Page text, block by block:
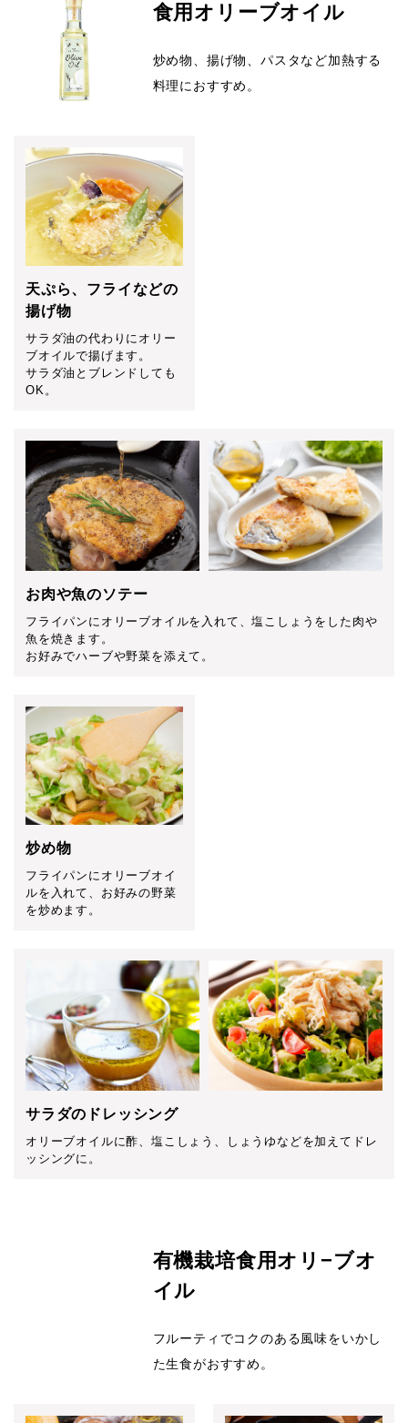
食用オリーブオイル
炒め物、揚げ物、パスタなど加熱する
料理におすすめ。
天ぷら、フライなどの
揚げ物
サラダ油の代わりにオリー
ブオイルで揚げます。
サラダ油とブレンドしても
OK。
お肉や魚のソテー
フライパンにオリーブオイルを入れて、塩こしょうをした肉や
魚を焼きます。
お好みでハーブや野菜を添えて。
炒め物
フライパンにオリーブオイ
ルを入れて、お好みの野菜
を炒めます。
サラダのドレッシング
オリーブオイルに酢、塩こしょう、しょうゆなどを加えてドレ
ッシングに。
有機栽培食用オリ−ブオ
イル
フルーティでコクのある風味をいかし
た生食がおすすめ。